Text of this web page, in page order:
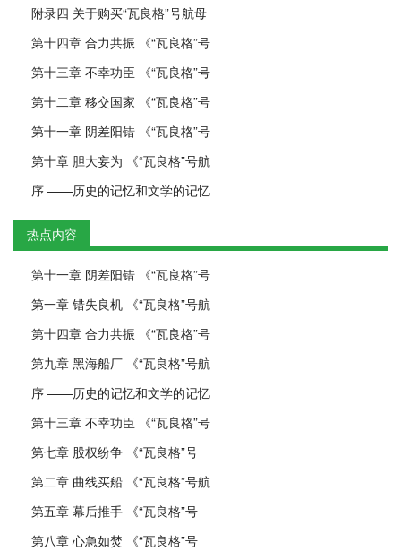
附录四 关于购买“瓦良格”号航母
第十四章 合力共振 《“瓦良格”号
第十三章 不幸功臣 《“瓦良格”号
第十二章 移交国家 《“瓦良格”号
第十一章 阴差阳错 《“瓦良格”号
第十章 胆大妄为 《“瓦良格”号航
序 ——历史的记忆和文学的记忆
热点内容
第十一章 阴差阳错 《“瓦良格”号
第一章 错失良机 《“瓦良格”号航
第十四章 合力共振 《“瓦良格”号
第九章 黑海船厂 《“瓦良格”号航
序 ——历史的记忆和文学的记忆
第十三章 不幸功臣 《“瓦良格”号
第七章 股权纷争 《“瓦良格”号
第二章 曲线买船 《“瓦良格”号航
第五章 幕后推手 《“瓦良格”号
第八章 心急如焚 《“瓦良格”号